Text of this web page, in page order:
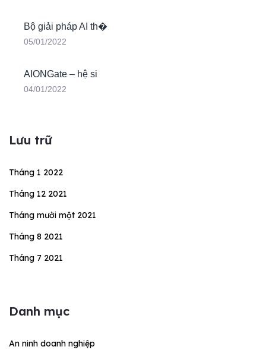
Bộ giải pháp AI th�
05/01/2022
AIONGate – hệ si
04/01/2022
Lưu trữ
Tháng 1 2022
Tháng 12 2021
Tháng mười một 2021
Tháng 8 2021
Tháng 7 2021
Danh mục
An ninh doanh nghiệp